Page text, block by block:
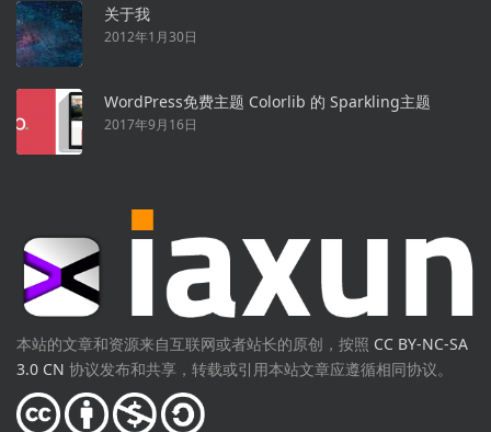
关于我
2012年1月30日
WordPress免费主题 Colorlib 的 Sparkling主题
2017年9月16日
本站的文章和资源来自互联网或者站长的原创，按照 CC BY-NC-SA
3.0 CN 协议发布和共享，转载或引用本站文章应遵循相同协议。